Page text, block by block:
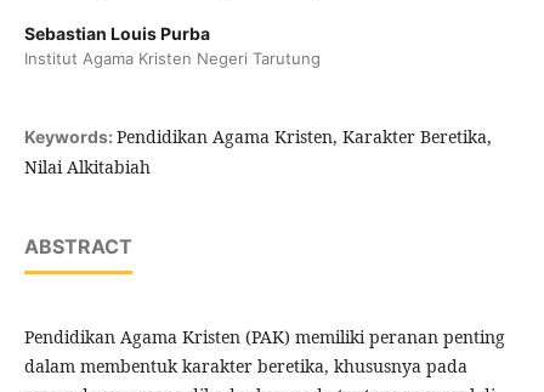
Sebastian Louis Purba
Institut Agama Kristen Negeri Tarutung
Keywords: Pendidikan Agama Kristen, Karakter Beretika,
Nilai Alkitabiah
ABSTRACT
Pendidikan Agama Kristen (PAK) memiliki peranan penting
dalam membentuk karakter beretika, khususnya pada